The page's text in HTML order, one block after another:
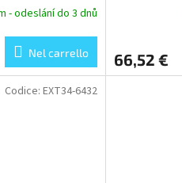
- odeslání do 3 dnů
Nel carrello 66,52 €
Codice: EXT34-6432